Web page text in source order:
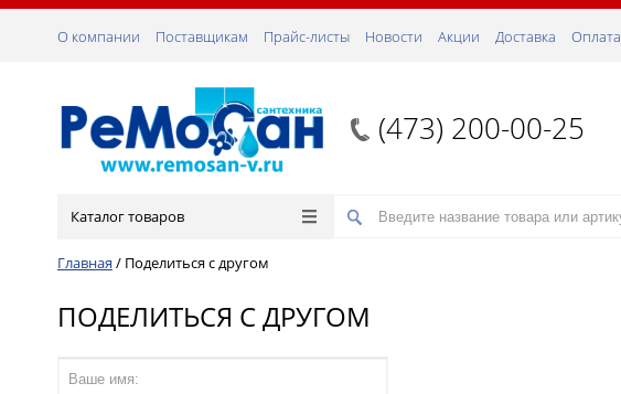
О компании Поставщикам Прайс-листы Новости Акции Доставка Оплата
(473) 200-00-25
Каталог товаров
Главная / Поделиться с другом
ПОДЕЛИТЬСЯ С ДРУГОМ